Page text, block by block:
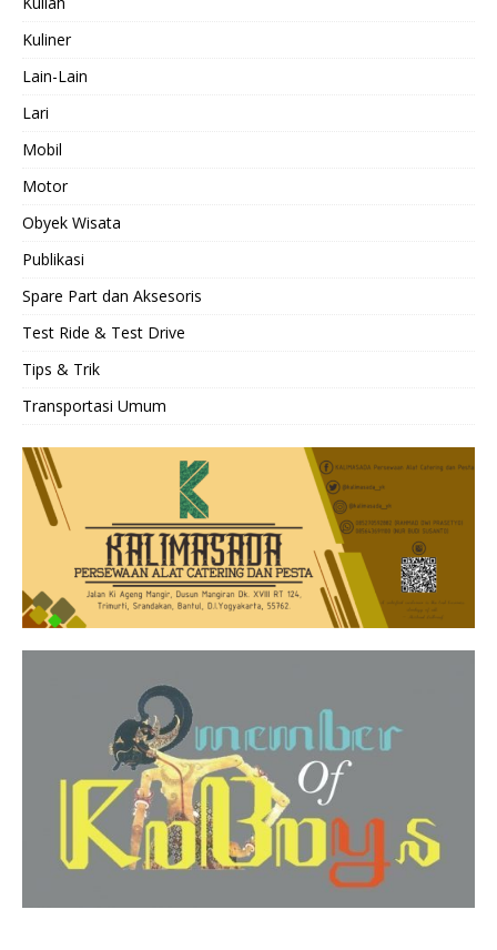
Kuliner
Lain-Lain
Lari
Mobil
Motor
Obyek Wisata
Publikasi
Spare Part dan Aksesoris
Test Ride & Test Drive
Tips & Trik
Transportasi Umum